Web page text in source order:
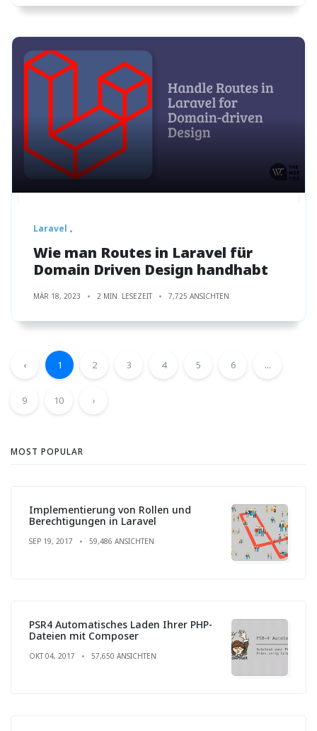
Laravel
Wie man Routes in Laravel für
Domain Driven Design handhabt
MÄR 18, 2023 2 MIN. LESEZEIT 7,725 ANSICHTEN
‹ 1 2 3 4 5 6 ...
9 10 ›
MOST POPULAR
Implementierung von Rollen und
Berechtigungen in Laravel
SEP 19, 2017 59,486 ANSICHTEN
PSR4 Automatisches Laden Ihrer PHP-
Dateien mit Composer
OKT 04, 2017 57,650 ANSICHTEN